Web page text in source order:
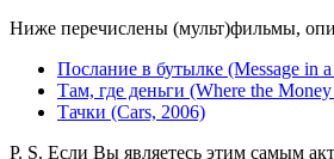
Ниже перечислены (мульт)фильмы,
Послание в бутылке (Message in
Там, где деньги (Where the
Тачки (Cars, 2006)
P. S. Если Вы являетесь этим самым